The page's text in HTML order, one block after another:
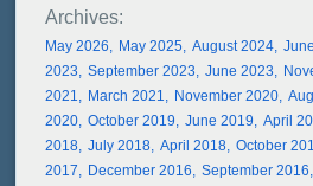
May 2026 May 2025 August 2024
2023
September 2023 June 2023
2021
March 2021 November 2020
2020 October 2019 June 2019 April
2018 July 2018 April 2018 October
2017
December 2016 September 2016